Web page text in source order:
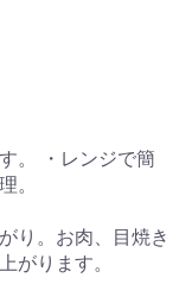
。 ・レンジで簡
。
り。お肉、目焼き
がります。